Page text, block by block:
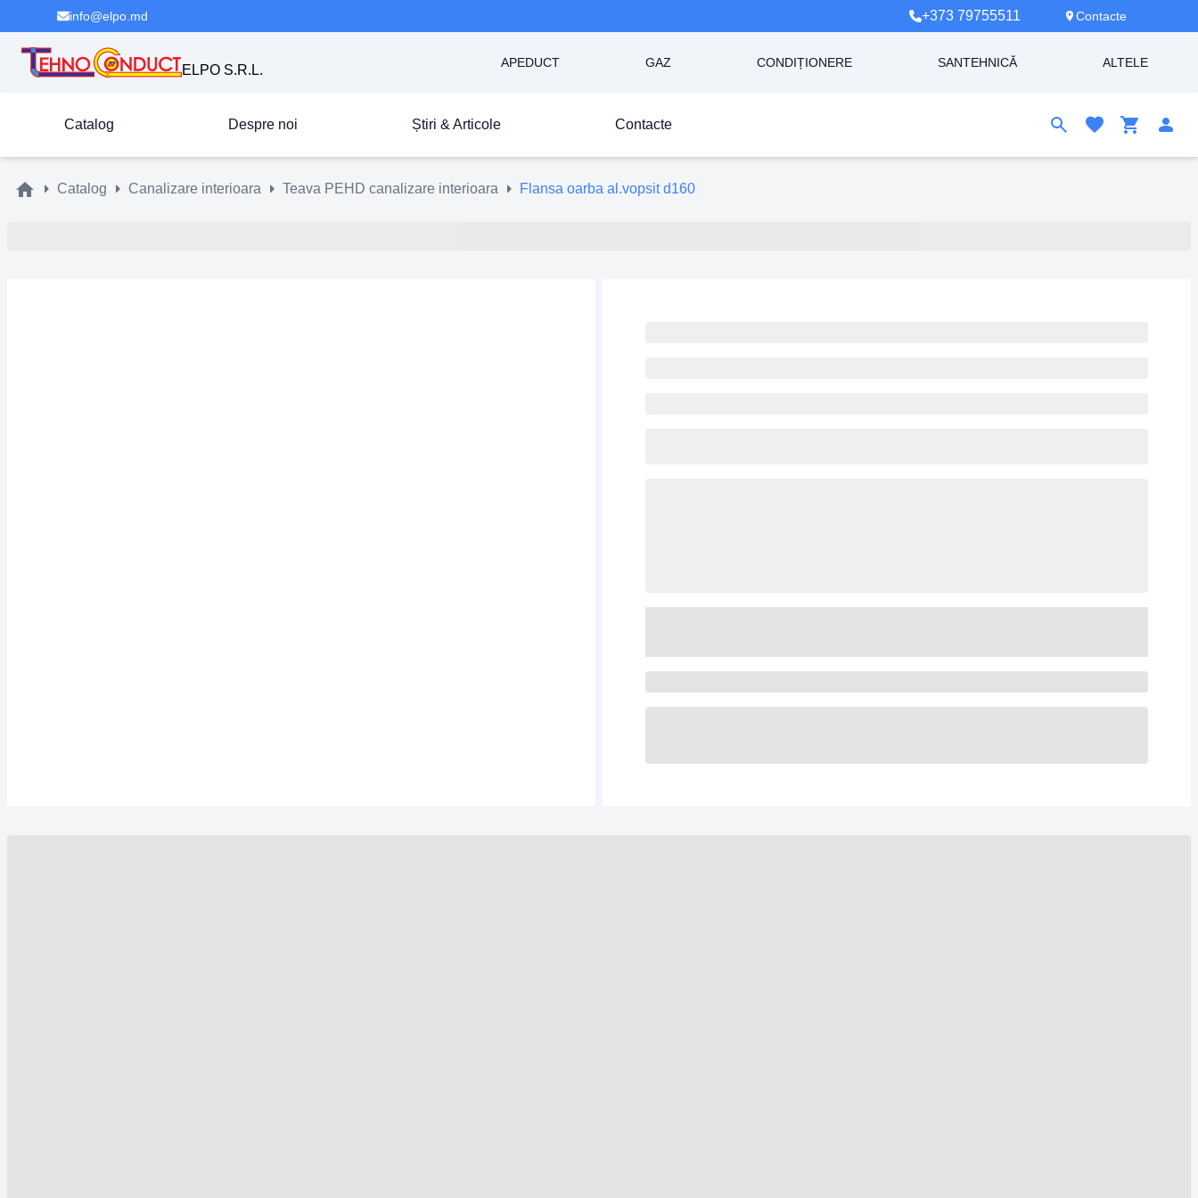
info@elpo.md +373 79755511 Contacte
ELPO S.R.L. APEDUCT GAZ CONDIȚIONERE SANTEHNICĂ ALTELE
Catalog Despre noi Știri & Articole Contacte
Catalog Canalizare interioara Teava PEHD canalizare interioara Flansa oarba al.vopsit d160